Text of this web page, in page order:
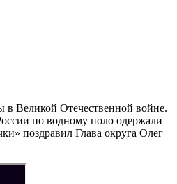
в Великой Отечественной войне.
по водному поло одержали
поздравил Глава округа Олег